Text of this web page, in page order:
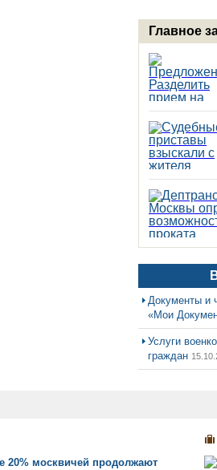
Главное
Документы и
«Мои
Услуги
граждан
20% москвичей продолжают